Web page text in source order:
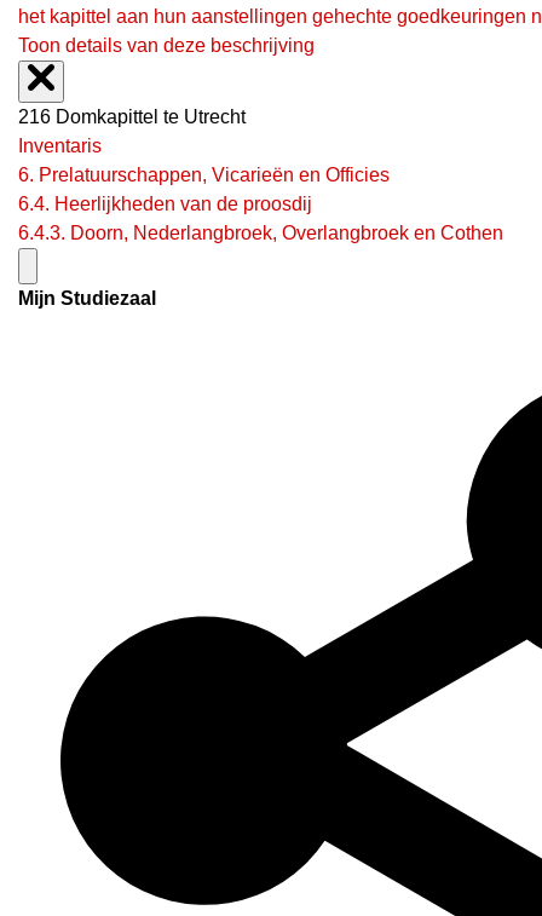
het kapittel aan hun aanstellingen gehechte goedkeuringen
Toon details van deze beschrijving
216 Domkapittel te Utrecht
Inventaris
6. Prelatuurschappen, Vicarieën en Officies
6.4. Heerlijkheden van de proosdij
6.4.3. Doorn, Nederlangbroek, Overlangbroek en Cothen
Mijn Studiezaal